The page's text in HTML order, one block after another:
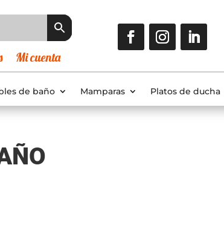
Mi cuenta
de baño Mamparas Platos de ducha